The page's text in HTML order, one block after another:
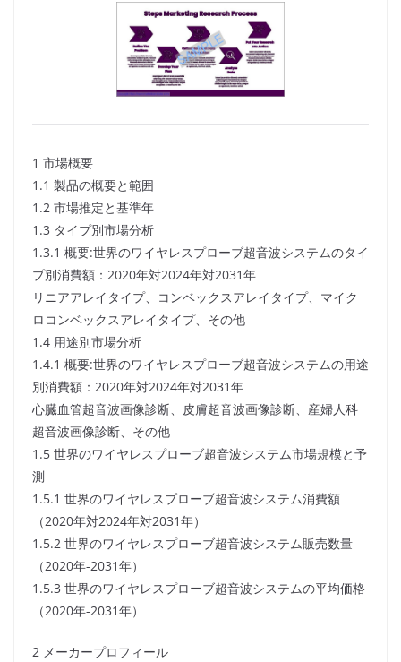
1 市場概要
1.1 製品の概要と範囲
1.2 市場推定と基準年
1.3 タイプ別市場分析
1.3.1 概要:世界のワイヤレスプローブ超音波システムのタイ
プ別消費額：2020年対2024年対2031年
リニアアレイタイプ、コンベックスアレイタイプ、マイク
ロコンベックスアレイタイプ、その他
1.4 用途別市場分析
1.4.1 概要:世界のワイヤレスプローブ超音波システムの用途
別消費額：2020年対2024年対2031年
心臓血管超音波画像診断、皮膚超音波画像診断、産婦人科
超音波画像診断、その他
1.5 世界のワイヤレスプローブ超音波システム市場規模と予
測
1.5.1 世界のワイヤレスプローブ超音波システム消費額
（2020年対2024年対2031年）
1.5.2 世界のワイヤレスプローブ超音波システム販売数量
（2020年-2031年）
1.5.3 世界のワイヤレスプローブ超音波システムの平均価格
（2020年-2031年）
2 メーカープロフィール